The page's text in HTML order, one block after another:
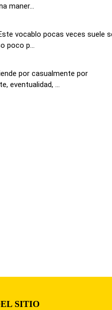
maner...
vocablo pocas veces suele
poco p...
por casualmente por
eventualidad, ...
SITIO